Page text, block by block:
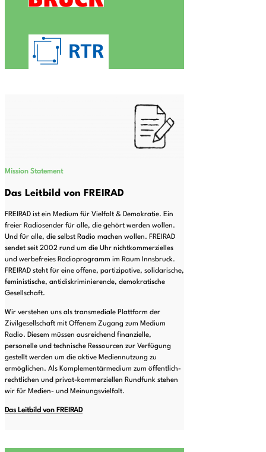
Mission Statement
Das Leitbild von FREIRAD
FREIRAD ist ein Medium für Vielfalt & Demokratie. Ein
freier Radiosender für alle, die gehört werden wollen.
Und für alle, die selbst Radio machen wollen. FREIRAD
sendet seit 2002 rund um die Uhr nichtkommerzielles
und werbefreies Radioprogramm im Raum Innsbruck.
FREIRAD steht für eine offene, partizipative, solidarische,
feministische, antidiskriminierende, demokratische
Gesellschaft.
Wir verstehen uns als transmediale Plattform der
Zivilgesellschaft mit Offenem Zugang zum Medium
Radio. Diesem müssen ausreichend finanzielle,
personelle und technische Ressourcen zur Verfügung
gestellt werden um die aktive Mediennutzung zu
ermöglichen. Als Komplementärmedium zum öffentlich-
rechtlichen und privat-kommerziellen Rundfunk stehen
wir für Medien- und Meinungsvielfalt.
Das Leitbild von FREIRAD